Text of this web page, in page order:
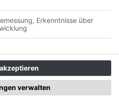
gegen Karlsruhe? Flutlichtspiel?
Wie bei
Angriffspressing